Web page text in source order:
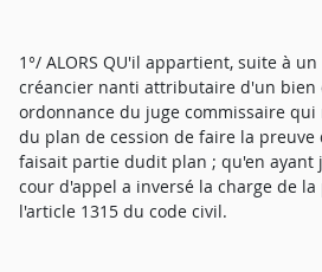
1°/ ALORS QU'il appartient, suite à
créancier nanti attributaire d'un bien
ordonnance du juge commissaire
du plan de cession de faire la
faisait partie dudit plan ; qu'en ayant
cour d'appel a inversé la charge de
l'article 1315 du code civil.